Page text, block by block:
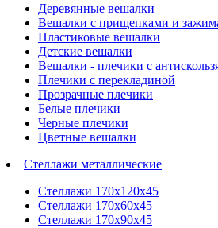
Деревянные вешалки
Вешалки с прищепками и
Пластиковые вешалки
Детские вешалки
Вешалки - плечики с
Плечики с перекладиной
Прозрачные плечики
Белые плечики
Черные плечики
Цветные вешалки
Стеллажи металлические
Стеллажи 170х120х45
Стеллажи 170х60х45
Стеллажи 170х90х45